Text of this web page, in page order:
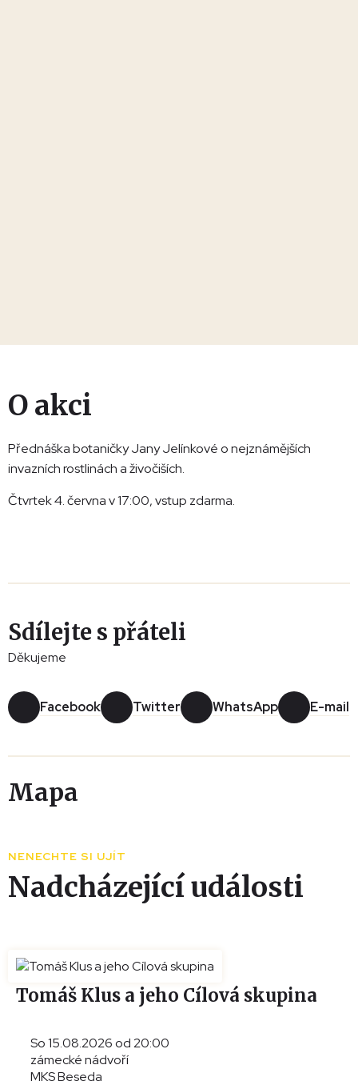
O akci
Přednáška botaničky Jany Jelínkové o nejznámějších
invazních rostlinách a živočiších.
Čtvrtek 4. června v 17:00, vstup zdarma.
Sdílejte s přáteli
Děkujeme
Facebook Twitter WhatsApp E-mail
Mapa
NENECHTE SI UJÍT
Nadcházející události
Tomáš Klus a jeho Cílová skupina
So 15.08.2026 od 20:00
zámecké nádvoří
MKS Beseda